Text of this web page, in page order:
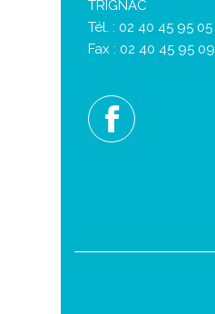
TRIGNAC
Tél. : 02 40 45 95 05
Fax : 02 40 45 95 09